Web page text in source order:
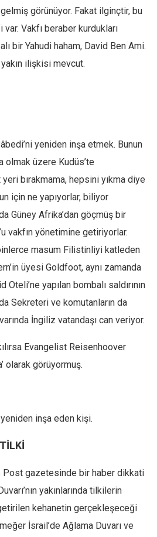
görünüyor. Fakat ilginçtir, bu
var. Vakfı beraber kurdukları
bir Yahudi haham, David Ben Ami.
yakın ilişkisi mevcut.
yeniden inşa etmek. Bunun
olmak üzere Kudüs’te
bırakmama, hepsini yıkma diye
için ne yapıyorlar, biliyor
Güney Afrika’dan göçmüş bir
vakfın yönetimine getiriyorlar.
masum Filistinliyi katleden
üyesi Goldfoot, aynı zamanda
Oteli’ne yapılan bombalı saldırının
Sekreteri ve komutanların da
İngiliz vatandaşı can veriyor.
Evangelist Reisenhoover
olarak görüyormuş.
yeniden inşa eden kişi.
Post gazetesinde bir haber dikkati
yakınlarında tilkilerin
kehanetin gerçekleşeceği
İsrail’de Ağlama Duvarı ve